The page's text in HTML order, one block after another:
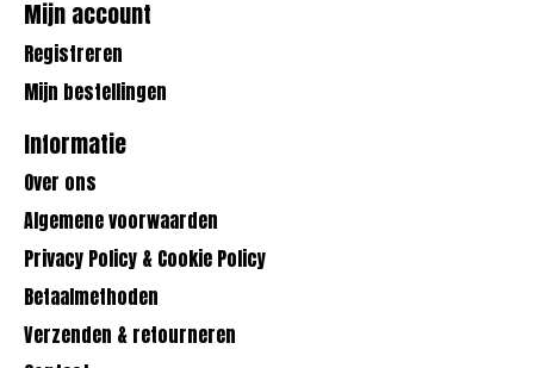
Mijn account
Registreren
Mijn bestellingen
Informatie
Over ons
Algemene voorwaarden
Privacy Policy & Cookie Policy
Betaalmethoden
Verzenden & retourneren